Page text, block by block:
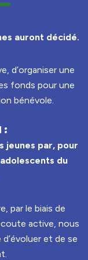
auront décidé.
d’organiser une
fonds pour une
bénévole.
:
jeunes par, pour
du
par le biais de
active, nous
et de se